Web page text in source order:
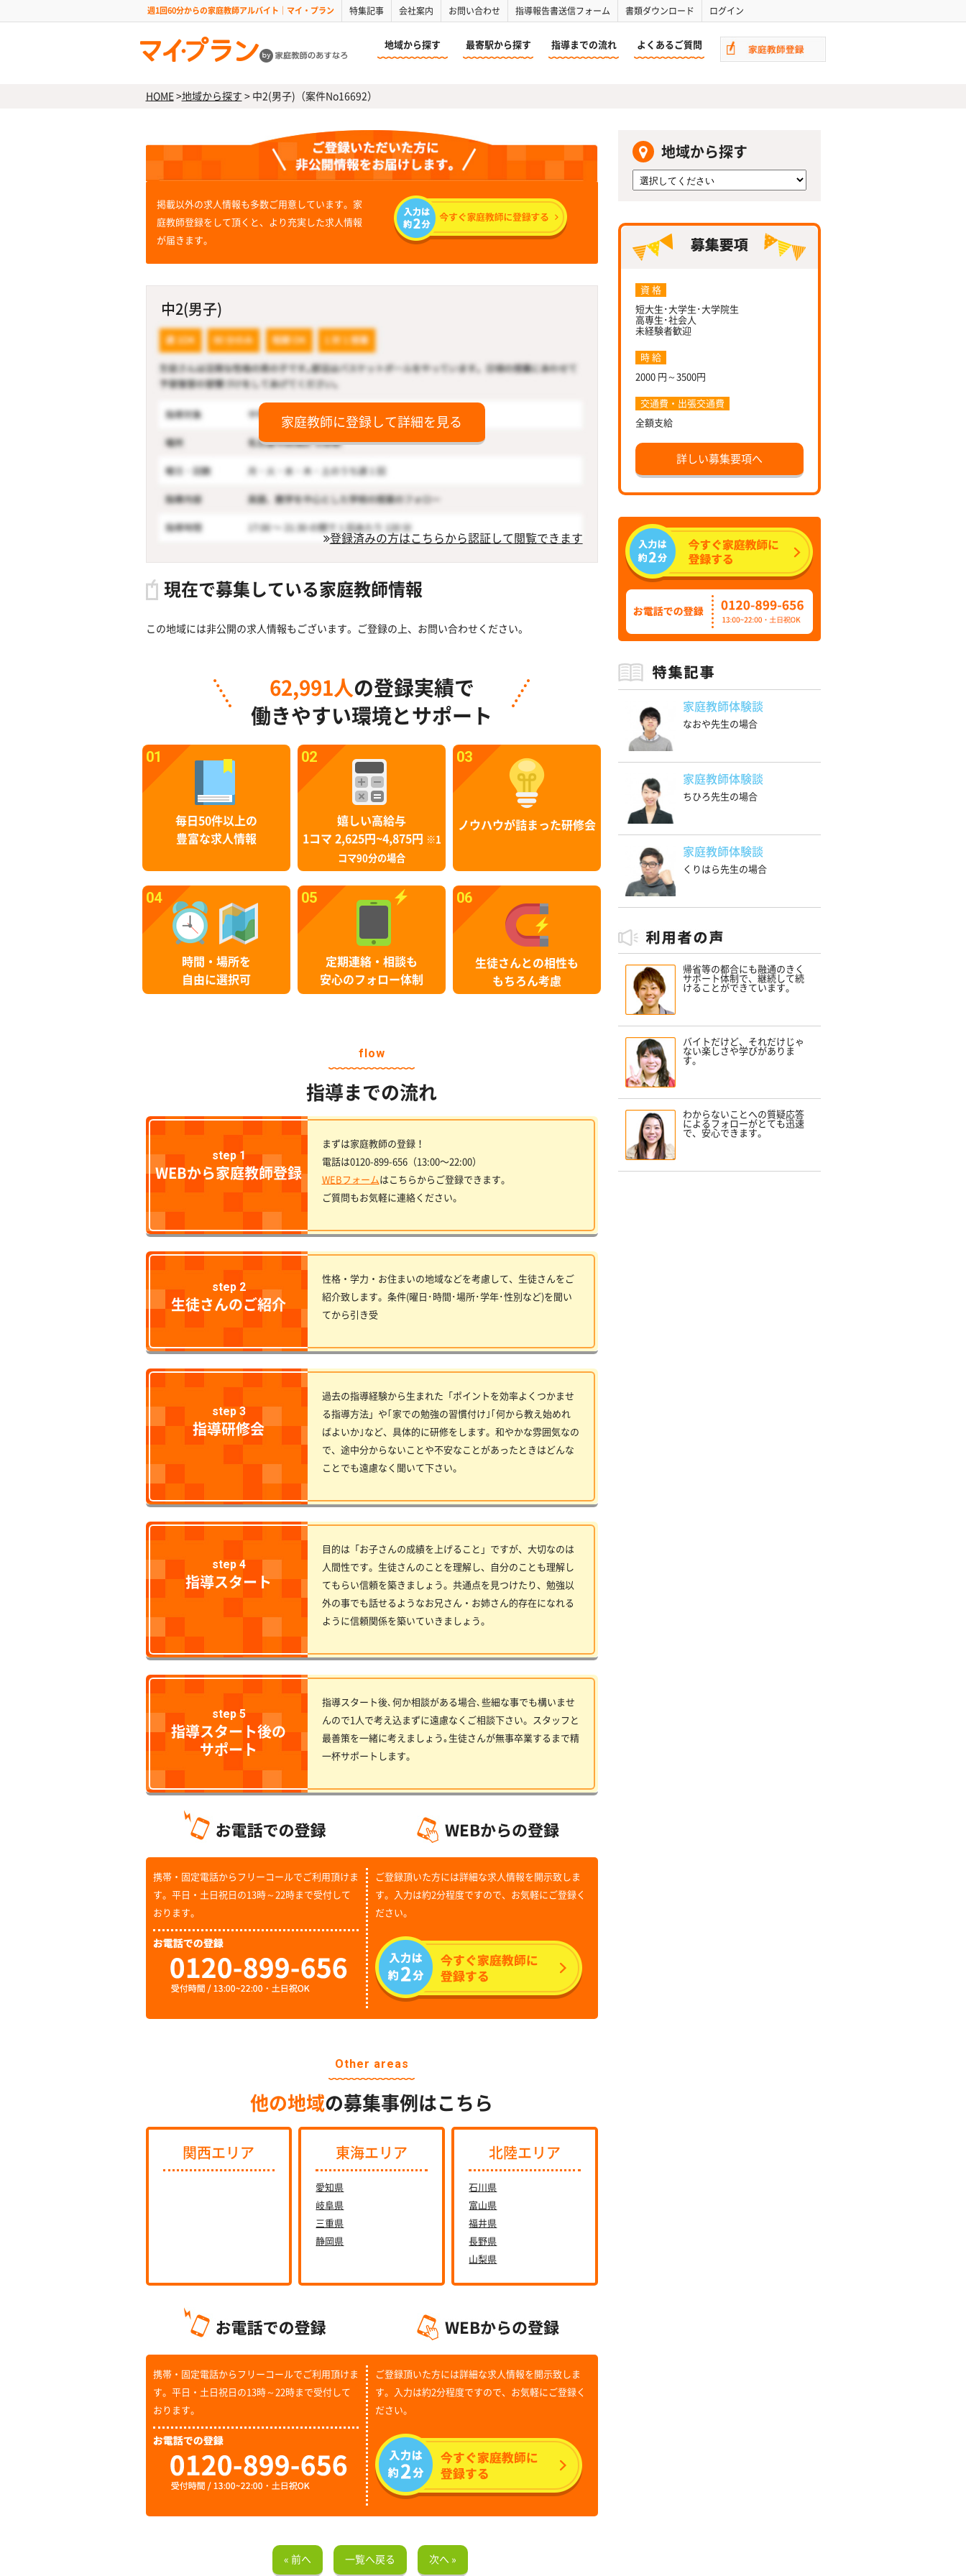
週1回60分からの家庭教師アルバイト｜マイ・プラン 特集記事 会社案内 お問い合わせ 指導報告書送信フォーム 書類ダウンロード ログイン
地域から探す 最寄駅から探す 指導までの流れ よくあるご質問
HOME>地域から探す >中2(男子)（案件No16692）
掲載以外の求人情報も多数ご用意しています。家
庭教師登録をして頂くと、より充実した求人情報
が届きます。
中2(男子)
家庭教師に登録して詳細を見る
登録済みの方はこちらから認証して閲覧できます
現在で募集している家庭教師情報
この地域には非公開の求人情報もございます。ご登録の上、お問い合わせください。
62,991人 の登録実績で
働きやすい環境とサポート
01
毎日50件以上の
豊富な求人情報
02
嬉しい高給与
1コマ 2,625円~4,875円
※1
コマ90分の場合
03
ノウハウが詰まった研修会
04
時間・場所を
自由に選択可
05
定期連絡・相談も
安心のフォロー体制
06
生徒さんとの相性も
もちろん考慮
flow
指導までの流れ
step 1
WEBから家庭教師登録
まずは家庭教師の登録！
電話は0120-899-656（13:00〜22:00）
WEBフォームはこちらからご登録できます。
ご質問もお気軽に連絡ください。
step 2
生徒さんのご紹介
性格・学力・お住まいの地域などを考慮して、生徒さんをご
紹介致します。条件(曜日･時間･場所･学年･性別など)を聞い
てから引き受
step 3
指導研修会
過去の指導経験から生まれた「ポイントを効率よくつかませ
る指導方法」や｢家での勉強の習慣付け｣｢何から教え始めれ
ばよいか｣など、具体的に研修をします。和やかな雰囲気なの
で、途中分からないことや不安なことがあったときはどんな
ことでも遠慮なく聞いて下さい。
step 4
指導スタート
目的は「お子さんの成績を上げること」ですが、大切なのは
人間性です。生徒さんのことを理解し、自分のことも理解し
てもらい信頼を築きましょう。共通点を見つけたり、勉強以
外の事でも話せるようなお兄さん・お姉さん的存在になれる
ように信頼関係を築いていきましょう。
step 5
指導スタート後の
サポート
指導スタート後､何か相談がある場合､些細な事でも構いませ
んので1人で考え込まずに遠慮なくご相談下さい。スタッフと
最善策を一緒に考えましょう｡生徒さんが無事卒業するまで精
一杯サポートします。
携帯・固定電話からフリーコールでご利用頂けま
す。平日・土日祝日の13時～22時まで受付して
おります。
ご登録頂いた方には詳細な求人情報を開示致しま
す。入力は約2分程度ですので、お気軽にご登録く
ださい。
Other areas
他の地域の募集事例はこちら
関西エリア 東海エリア
愛知県
岐阜県
三重県
静岡県
北陸エリア
石川県
富山県
福井県
長野県
山梨県
携帯・固定電話からフリーコールでご利用頂けま
す。平日・土日祝日の13時～22時まで受付して
おります。
ご登録頂いた方には詳細な求人情報を開示致しま
す。入力は約2分程度ですので、お気軽にご登録く
ださい。
« 前へ 一覧へ戻る 次へ »
地域から探す
資 格
短大生･大学生･大学院生
高専生･社会人
未経験者歓迎
時 給
2000 円～3500円
交通費・出張交通費
全額支給
詳しい募集要項へ
家庭教師体験談
なおや先生の場合
家庭教師体験談
ちひろ先生の場合
家庭教師体験談
くりはら先生の場合
帰省等の都合にも融通のきく
サポート体制で、継続して続
けることができています。
バイトだけど、それだけじゃ
ない楽しさや学びがありま
す。
わからないことへの質疑応答
によるフォローがとても迅速
で、安心できます。